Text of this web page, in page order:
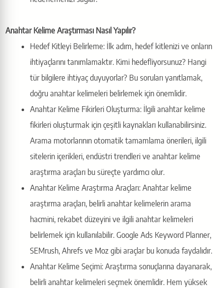
Anahtar Kelime Araştırması Nasıl Yapılır?
Hedef Kitleyi Belirleme: İlk adım, hedef kitlenizi ve onların
ihtiyaçlarını tanımlamaktır. Kimi hedefliyorsunuz? Hangi
tür bilgilere ihtiyaç duyuyorlar? Bu soruları yanıtlamak,
doğru anahtar kelimeleri belirlemek için önemlidir.
Anahtar Kelime Fikirleri Oluşturma: İlgili anahtar kelime
fikirleri oluşturmak için çeşitli kaynakları kullanabilirsiniz.
Arama motorlarının otomatik tamamlama önerileri, ilgili
sitelerin içerikleri, endüstri trendleri ve anahtar kelime
araştırma araçları bu süreçte yardımcı olur.
Anahtar Kelime Araştırma Araçları: Anahtar kelime
araştırma araçları, belirli anahtar kelimelerin arama
hacmini, rekabet düzeyini ve ilgili anahtar kelimeleri
belirlemek için kullanılabilir. Google Ads Keyword Planner,
SEMrush, Ahrefs ve Moz gibi araçlar bu konuda faydalıdır.
Anahtar Kelime Seçimi: Araştırma sonuçlarına dayanarak,
belirli anahtar kelimeleri seçmek önemlidir. Hem yüksek